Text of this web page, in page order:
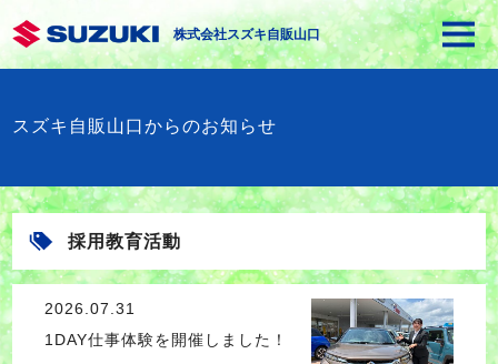
株式会社スズキ自販山口
スズキ自販山口からのお知らせ
採用教育活動
2026.07.31
1DAY仕事体験を開催しました！